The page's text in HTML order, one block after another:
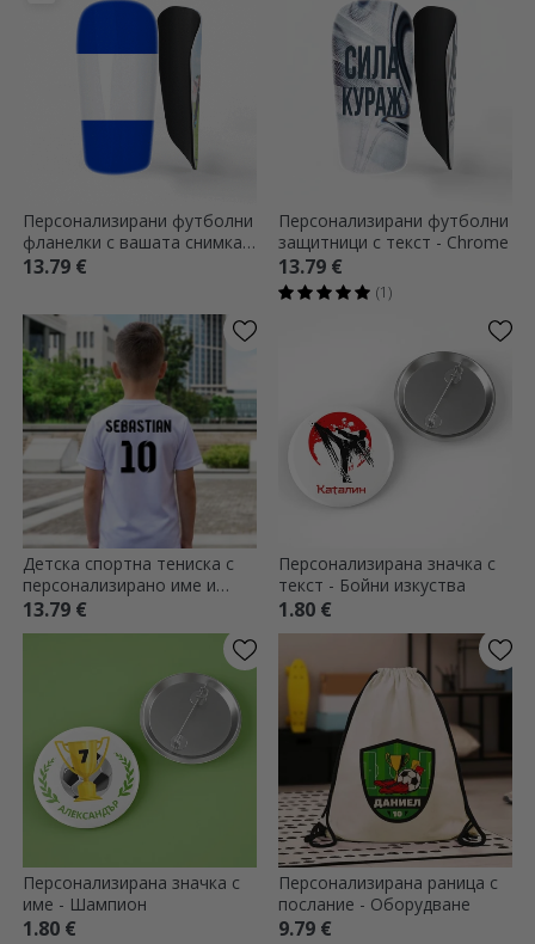
Персонализирани футболни
фланелки с вашата снимка и
цветовете на отбора - Idol
13.79 €
Персонализирани футболни
защитници с текст - Chrome
13.79 €
(1)
Детска спортна тениска с
персонализирано име и
номер на гърба – модел
„футбол“
13.79 €
Персонализирана значка с
текст - Бойни изкуства
1.80 €
Персонализирана значка с
име - Шампион
1.80 €
Персонализирана раница с
послание - Оборудване
9.79 €